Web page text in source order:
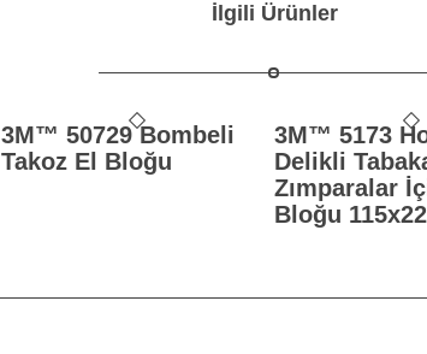
İlgili Ürünler
3M™ 50729 Bombeli
Takoz El Bloğu
3M™ 5173
Delikli
Zımparalar
Bloğu